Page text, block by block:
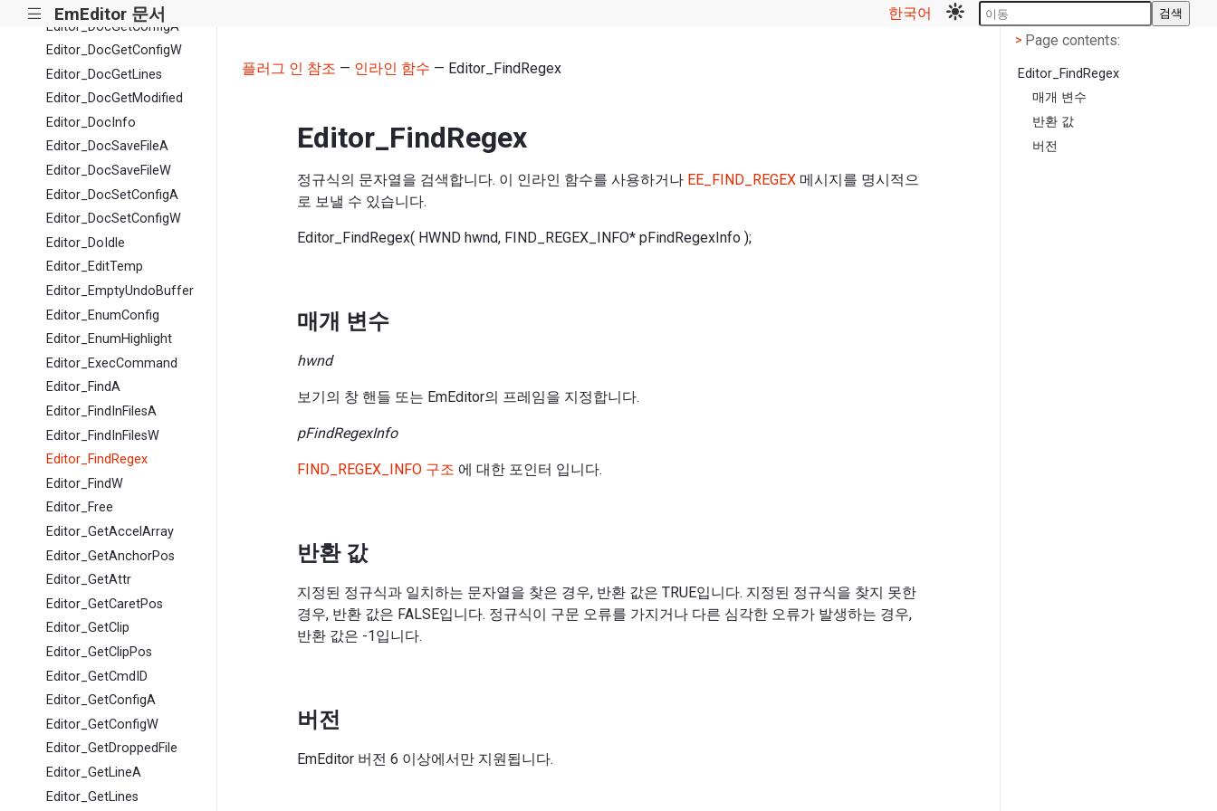
||| EmEditor 문서 한국어 검색
Editor_DocGetConfigA
Editor_DocGetConfigW
Editor_DocGetLines
Editor_DocGetModified
Editor_DocInfo
Editor_DocSaveFileA
Editor_DocSaveFileW
Editor_DocSetConfigA
Editor_DocSetConfigW
Editor_DoIdle
Editor_EditTemp
Editor_EmptyUndoBuffer
Editor_EnumConfig
Editor_EnumHighlight
Editor_ExecCommand
Editor_FindA
Editor_FindInFilesA
Editor_FindInFilesW
Editor_FindRegex
Editor_FindW
Editor_Free
Editor_GetAccelArray
Editor_GetAnchorPos
Editor_GetAttr
Editor_GetCaretPos
Editor_GetClip
Editor_GetClipPos
Editor_GetCmdID
Editor_GetConfigA
Editor_GetConfigW
Editor_GetDroppedFile
Editor_GetLineA
Editor_GetLines
플러그 인 참조 — 인라인 함수 — Editor_FindRegex
Editor_FindRegex
정규식의 문자열을 검색합니다. 이 인라인 함수를 사용하거나 EE_FIND_REGEX 메시지를 명시적으
로 보낼 수 있습니다.
Editor_FindRegex( HWND hwnd, FIND_REGEX_INFO* pFindRegexInfo );
매개 변수
hwnd
보기의 창 핸들 또는 EmEditor의 프레임을 지정합니다.
pFindRegexInfo
FIND_REGEX_INFO 구조 에 대한 포인터 입니다.
반환 값
지정된 정규식과 일치하는 문자열을 찾은 경우, 반환 값은 TRUE입니다. 지정된 정규식을 찾지 못한
경우, 반환 값은 FALSE입니다. 정규식이 구문 오류를 가지거나 다른 심각한 오류가 발생하는 경우,
반환 값은 -1입니다.
버전
EmEditor 버전 6 이상에서만 지원됩니다.
< Page contents
> Page contents:
Editor_FindRegex
매개 변수
반환 값
버전